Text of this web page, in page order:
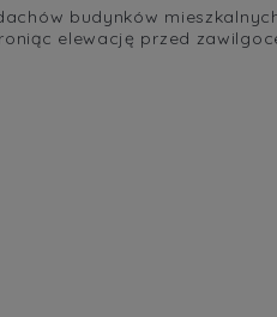
budynków
elewację przed